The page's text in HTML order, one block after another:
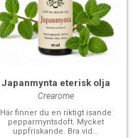
Japanmynta eterisk olja
Crearome
Här finner du en riktigt isande
pepparmyntsdoft. Mycket
uppfriskande. Bra vid...